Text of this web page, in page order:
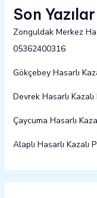
Son Yazılar
Zonguldak Merkez
05362400316
Gökçebey Hasarlı
Devrek Hasarlı
Çaycuma Hasarlı
Alaplı Hasarlı Kazalı